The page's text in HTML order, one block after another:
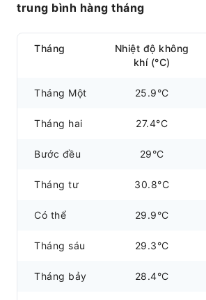
trung bình hàng tháng
Tháng
Nhiệt độ không
khí (°C)
Tháng Một 25.9°C
Tháng hai 27.4°C
Bước đều 29°C
Tháng tư 30.8°C
Có thể 29.9°C
Tháng sáu 29.3°C
Tháng bảy 28.4°C